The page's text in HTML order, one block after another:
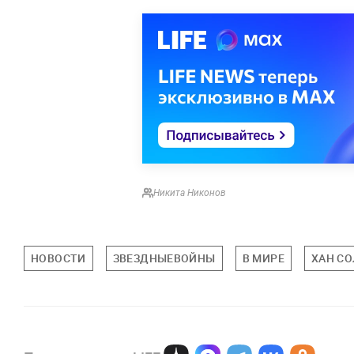
Никита Никонов
НОВОСТИ ЗВЕЗДНЫЕВОЙНЫ В МИРЕ ХАН